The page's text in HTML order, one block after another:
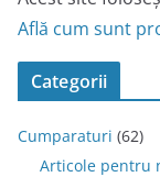
Află cum sunt
Categorii
Cumparaturi (62)
Articole pentru